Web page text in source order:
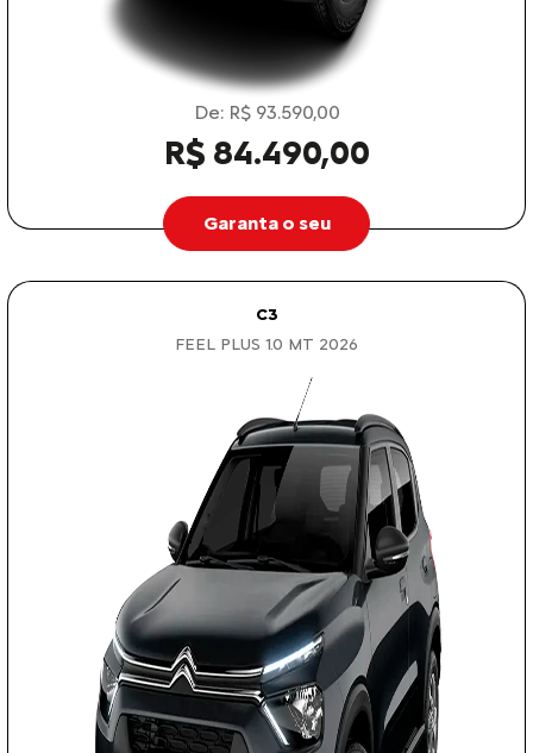
De: R$ 93.590,00
R$ 84.490,00
Garanta o seu
C3
FEEL PLUS 1.0 MT 2026